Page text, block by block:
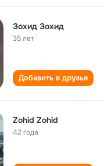
Зохид Зохид
35 лет
Добавить в друзья
Zohid Zohid
42 года